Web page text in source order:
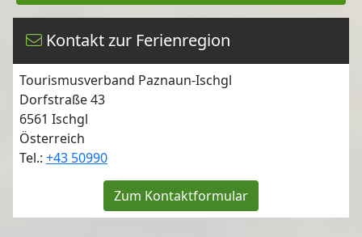
Kontakt zur Ferienregion
Tourismusverband Paznaun-Ischgl
Dorfstraße 43
6561 Ischgl
Österreich
Tel.: +43 50990
Zum Kontaktformular